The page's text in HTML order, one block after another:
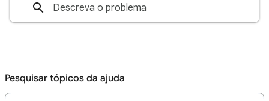
Pesquisar tópicos da ajuda